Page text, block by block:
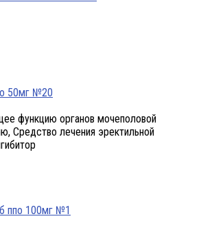
50мг №20
функцию органов мочеполовой
Средство лечения эректильной